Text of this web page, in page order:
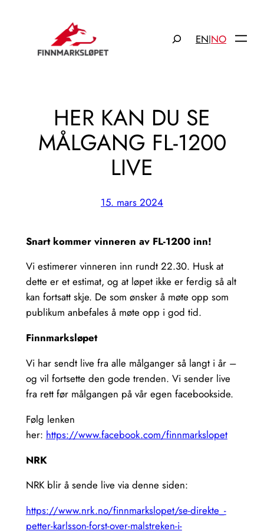
EN|NO
HER KAN DU SE
MÅLGANG FL-1200
LIVE
15. mars 2024
Snart kommer vinneren av FL-1200 inn!
Vi estimerer vinneren inn rundt 22.30. Husk at
dette er et estimat, og at løpet ikke er ferdig så alt
kan fortsatt skje. De som ønsker å møte opp som
publikum anbefales å møte opp i god tid.
Finnmarksløpet
Vi har sendt live fra alle målganger så langt i år –
og vil fortsette den gode trenden. Vi sender live
fra rett før målgangen på vår egen facebookside.
Følg lenken
her: https://www.facebook.com/finnmarkslopet
NRK
NRK blir å sende live via denne siden:
https://www.nrk.no/finnmarkslopet/se-direkte_-
petter-karlsson-forst-over-malstreken-i-